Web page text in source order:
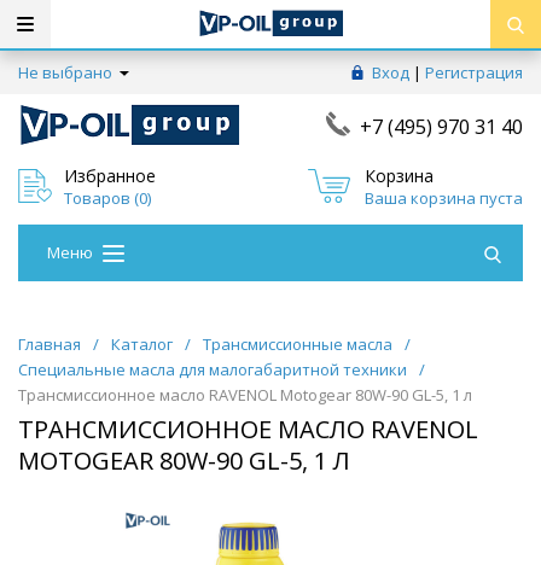
Не выбрано Вход | Регистрация
+7 (495) 970 31 40
Избранное
Товаров (0)
Корзина
Ваша корзина пуста
Меню
Главная / Каталог / Трансмиссионные масла
/
Специальные масла для малогабаритной техники
/
Трансмиссионное масло RAVENOL Motogear 80W-90 GL-5, 1 л
ТРАНСМИССИОННОЕ МАСЛО RAVENOL
MOTOGEAR 80W-90 GL-5, 1 Л